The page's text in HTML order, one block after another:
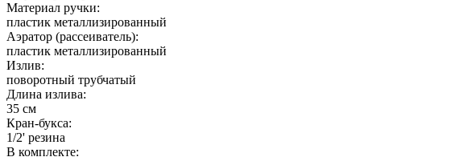
Материал ручки:
пластик металлизированный
Аэратор (рассеиватель):
пластик металлизированный
Излив:
поворотный трубчатый
Длина излива:
35 см
Кран-букса:
1/2' резина
В комплекте: